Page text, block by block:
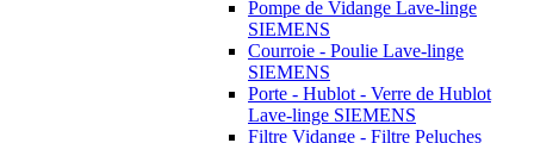
Pompe de Vidange Lave-linge
SIEMENS
Courroie - Poulie Lave-linge
SIEMENS
Porte - Hublot - Verre de Hublot
Lave-linge SIEMENS
Filtre Vidange - Filtre Peluches